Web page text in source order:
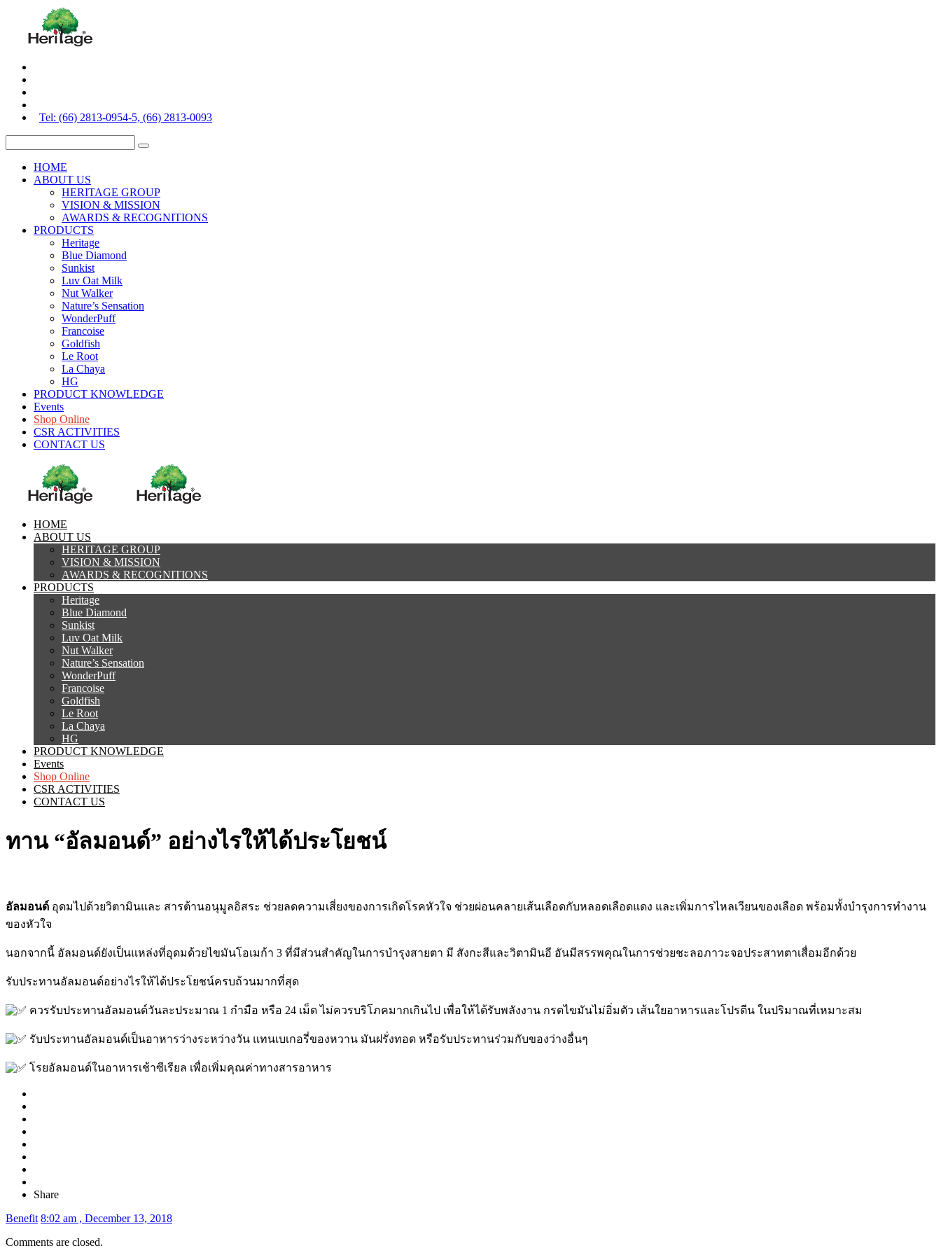
Tel: (66) 2813-0954-5, (66) 2813-0093
HOME
ABOUT US
HERITAGE GROUP
VISION & MISSION
AWARDS & RECOGNITIONS
PRODUCTS
Heritage
Blue Diamond
Sunkist
Luv Oat Milk
Nut Walker
Nature’s Sensation
WonderPuff
Francoise
Goldfish
Le Root
La Chaya
HG
PRODUCT KNOWLEDGE
Events
Shop Online
CSR ACTIVITIES
CONTACT US
HOME
ABOUT US
HERITAGE GROUP
VISION & MISSION
AWARDS & RECOGNITIONS
PRODUCTS
Heritage
Blue Diamond
Sunkist
Luv Oat Milk
Nut Walker
Nature’s Sensation
WonderPuff
Francoise
Goldfish
Le Root
La Chaya
HG
PRODUCT KNOWLEDGE
Events
Shop Online
CSR ACTIVITIES
CONTACT US
ทาน “อัลมอนด์” อย่างไรให้ได้ประโยชน์
อัลมอนด์ อุดมไปด้วยวิตามินและ สารต้านอนุมูลอิสระ ช่วยลดความเสี่ยงของการเกิดโรคหัวใจ ช่วยผ่อนคลายเส้นเลือดกับหลอดเลือดแดง และเพิ่มการไหลเวียนของเลือด พร้อมทั้งบำรุงการทำงาน
ของหัวใจ
นอกจากนี้ อัลมอนด์ยังเป็นแหล่งที่อุดมด้วยไขมันโอเมก้า 3 ที่มีส่วนสำคัญในการบำรุงสายตา มี สังกะสีและวิตามินอี อันมีสรรพคุณในการช่วยชะลอภาวะจอประสาทตาเสื่อมอีกด้วย
รับประทานอัลมอนด์อย่างไรให้ได้ประโยชน์ครบถ้วนมากที่สุด
ควรรับประทานอัลมอนด์วันละประมาณ 1 กำมือ หรือ 24 เม็ด ไม่ควรบริโภคมากเกินไป เพื่อให้ได้รับพลังงาน กรดไขมันไม่อิ่มตัว เส้นใยอาหารและโปรตีน ในปริมาณที่เหมาะสม
รับประทานอัลมอนด์เป็นอาหารว่างระหว่างวัน แทนเบเกอรี่ของหวาน มันฝรั่งทอด หรือรับประทานร่วมกับของว่างอื่นๆ
โรยอัลมอนด์ในอาหารเช้าซีเรียล เพื่อเพิ่มคุณค่าทางสารอาหาร
Share
Benefit 8:02 am , December 13, 2018
Comments are closed.